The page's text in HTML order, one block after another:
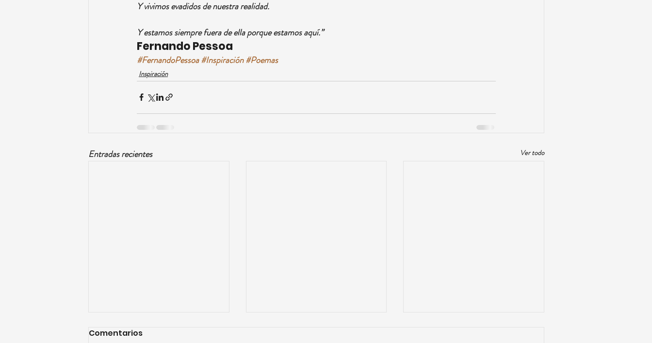
Y vivimos evadidos de nuestra realidad.
Y estamos siempre fuera de ella porque estamos aquí.”
Fernando Pessoa
#FernandoPessoa #Inspiración #Poemas
Inspiración
Entradas recientes Ver todo
Comentarios